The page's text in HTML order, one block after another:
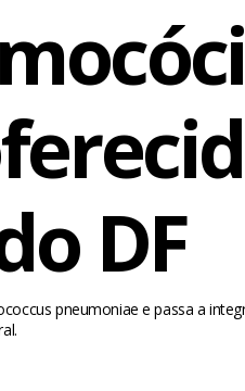
DF
pneumoniae e passa a